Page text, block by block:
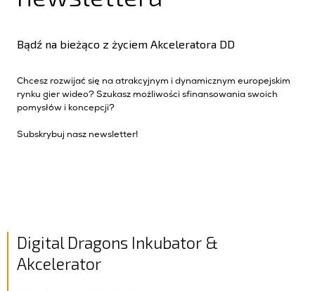
Bądź na bieżąco z życiem Akceleratora DD
Chcesz rozwijać się na atrakcyjnym i dynamicznym europejskim
rynku gier wideo? Szukasz możliwości sfinansowania swoich
pomysłów i koncepcji?
Subskrybuj nasz newsletter!
Digital Dragons Inkubator &
Akcelerator